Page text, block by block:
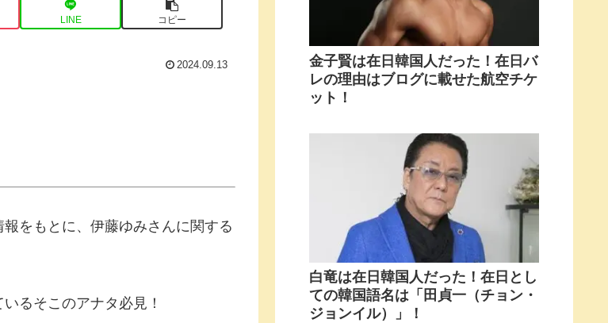
LINE コピー
2024.09.13
をもとに、伊藤ゆみさんに関する
るそこのアナタ必見！
金子賢は在日韓国人だった！在日バ
レの理由はブログに載せた航空チケ
ット！
白竜は在日韓国人だった！在日とし
ての韓国語名は「田貞一（チョン・
ジョンイル）」！